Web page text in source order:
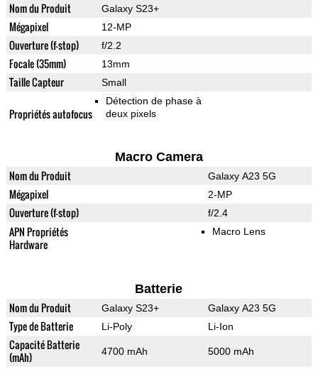
Nom du Produit Galaxy S23+
Mégapixel 12-MP
Ouverture (f-stop) f/2.2
Focale (35mm) 13mm
Taille Capteur Small
Propriétés autofocus
Détection de phase à
deux pixels
Macro Camera
Nom du Produit Galaxy A23 5G
Mégapixel 2-MP
Ouverture (f-stop) f/2.4
APN Propriétés
Hardware
Macro Lens
Batterie
Nom du Produit Galaxy S23+ Galaxy A23 5G
Type de Batterie Li-Poly Li-Ion
Capacité Batterie
(mAh)
4700 mAh 5000 mAh